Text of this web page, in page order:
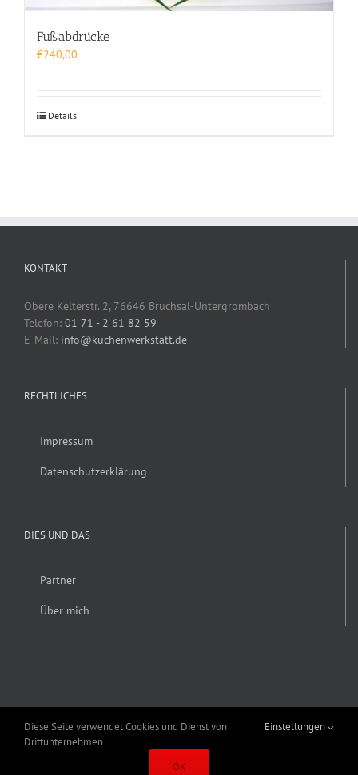
Fußabdrücke
€240,00
Details
KONTAKT
Obere Kelterstr. 2, 76646 Bruchsal-Untergrombach
Telefon: 01 71 - 2 61 82 59
E-Mail: info@kuchenwerkstatt.de
RECHTLICHES
Impressum
Datenschutzerklärung
DIES UND DAS
Partner
Über mich
Copyright 2019 Alexander Fröhlich | Alle Rechte vorbehalten | Erstellt von
Diese Seite verwendet Cookies und Dienst von
Drittunternehmen
Einstellungen
OK